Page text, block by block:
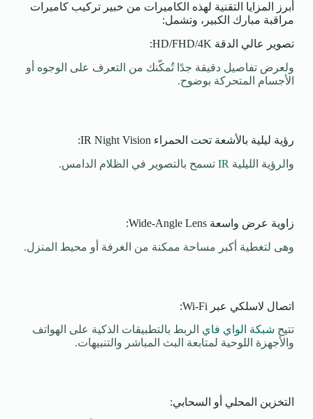
أبرز المزايا التقنية لهذه الكاميرات من خبير تركيب كاميرات
مراقبة مبارك الكبير، وتشمل:
تصوير عالي الدقة HD/FHD/4K:
ولعرض تفاصيل دقيقة جدًا تُمكّنك من التعرف على الوجوه أو
الأجسام المتحركة بوضوح.
رؤية ليلية بالأشعة تحت الحمراء IR Night Vision:
والرؤية الليلية IRتسمح بالتصوير في الظلام الدامس.
زاوية عرض واسعة Wide-Angle Lens:
وهى لتغطية أكبر مساحة ممكنة من الغرفة أو محيط المنزل.
اتصال لاسلكي عبر Wi-Fi:
تتيح شبكة الواي فاي الربط بالتطبيقات الذكية على الهواتف
والأجهزة اللوحية لمتابعة البث المباشر والتنبيهات.
التخزين المحلي أو السحابي: